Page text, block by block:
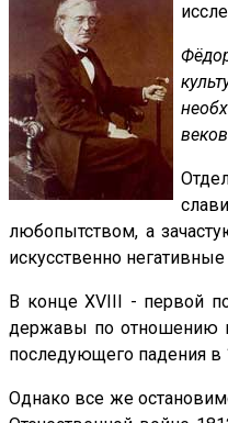
любопытством, а
искусственно
В конце XVIII - первой
державы по отношению к
последующего падения в
Однако все же